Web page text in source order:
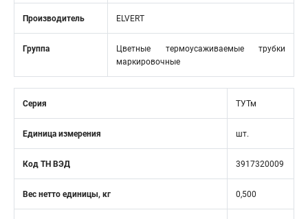
Производитель ELVERT
Группа
Цветные термоусаживаемые трубки
маркировочные
Серия ТУТм
Единица измерения шт.
Код ТН ВЭД 3917320009
Вес нетто единицы, кг 0,500